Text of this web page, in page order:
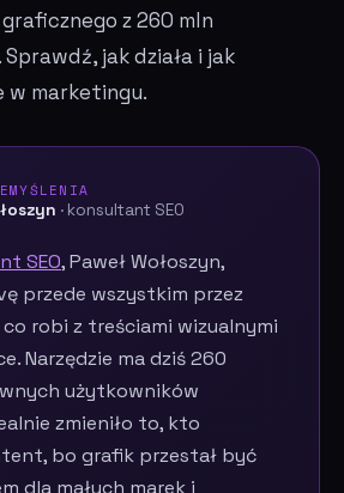
z 260 mln
jak działa i jak
w marketingu.
· konsultant SEO
SEO, Paweł Wołoszyn,
przede wszystkim przez
robi z treściami wizualnymi
Narzędzie ma dziś 260
użytkowników
zmieniło to, kto
bo grafik przestał być
dla małych marek i